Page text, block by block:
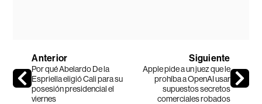
Anterior
Por qué Abelardo De la
Espriella eligió Cali para su
posesión presidencial el
viernes
Siguiente
Apple pide a un juez que le
prohíba a OpenAI usar
supuestos secretos
comerciales robados